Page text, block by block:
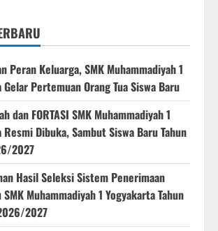
Peran Keluarga, SMK Muhammadiyah 1
Pertemuan Orang Tua Siswa Baru
dan FORTASI SMK Muhammadiyah 1
Dibuka, Sambut Siswa Baru Tahun
2027
Hasil Seleksi Sistem Penerimaan
Muhammadiyah 1 Yogyakarta Tahun
2027